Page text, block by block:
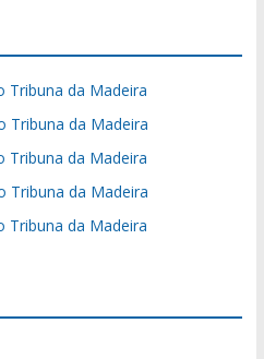
Tribuna da Madeira
Tribuna da Madeira
Tribuna da Madeira
Tribuna da Madeira
Tribuna da Madeira